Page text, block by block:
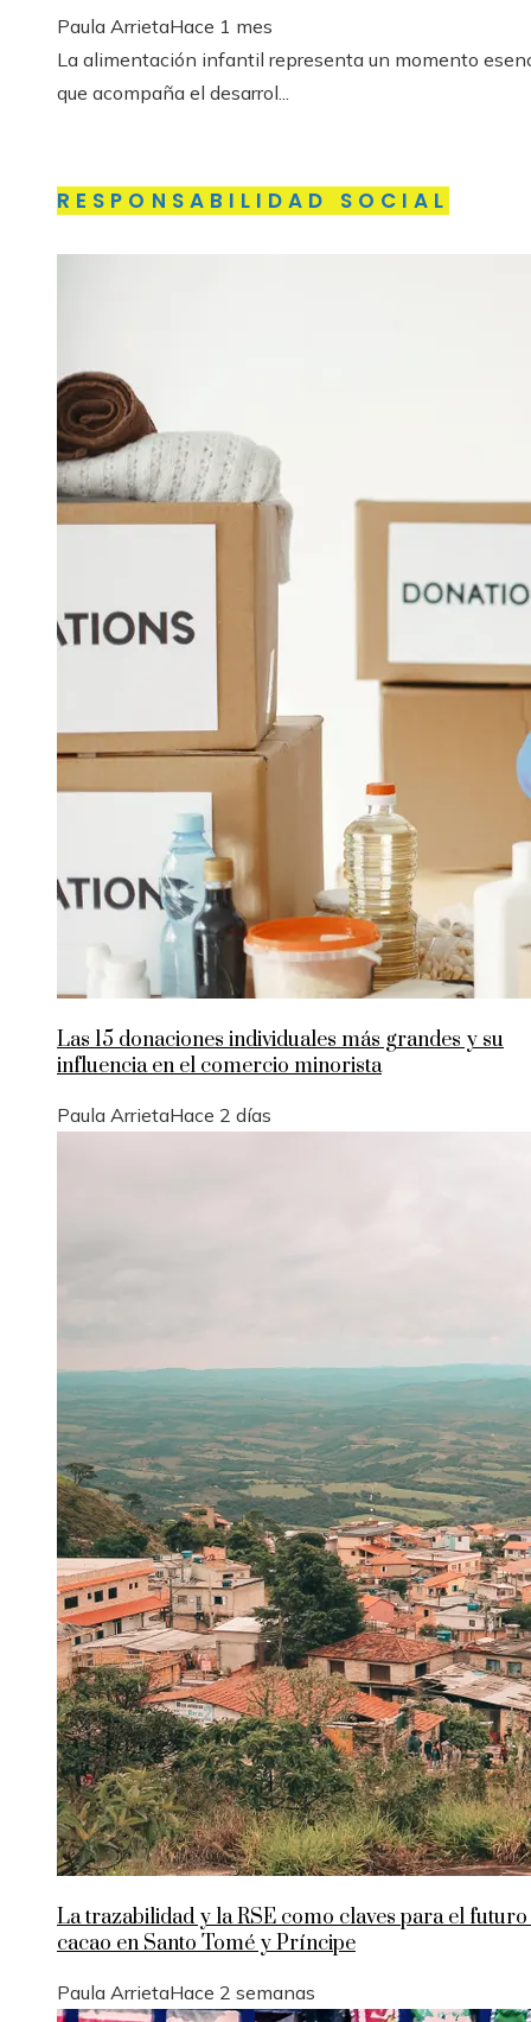
Paula ArrietaHace 1 mes
La alimentación infantil representa un momento
que acompaña el desarrol...
RESPONSABILIDAD SOCIAL
Las 15 donaciones individuales más grandes y su
influencia en el comercio minorista
Paula ArrietaHace 2 días
La trazabilidad y la RSE como claves para el
cacao en Santo Tomé y Príncipe
Paula ArrietaHace 2 semanas